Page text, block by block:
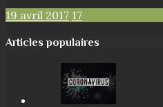
19 avril 2017 17
Articles populaires